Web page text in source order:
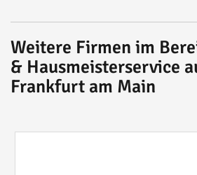
Weitere Firmen im
& Hausmeisterservice
Frankfurt am Main